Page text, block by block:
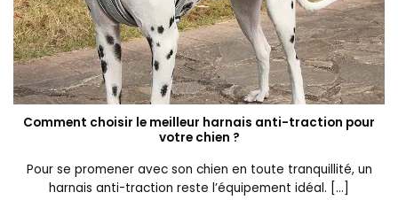
Comment choisir le meilleur harnais anti-traction pour
votre chien ?
Pour se promener avec son chien en toute tranquillité, un
harnais anti-traction reste l’équipement idéal. [...]